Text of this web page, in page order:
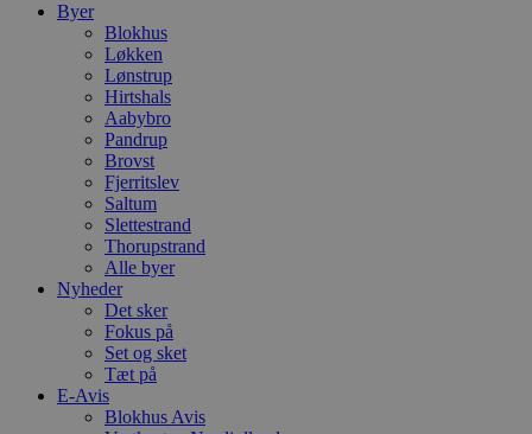
Byer
Blokhus
Løkken
Lønstrup
Hirtshals
Aabybro
Pandrup
Brovst
Fjerritslev
Saltum
Slettestrand
Thorupstrand
Alle byer
Nyheder
Det sker
Fokus på
Set og sket
Tæt på
E-Avis
Blokhus Avis